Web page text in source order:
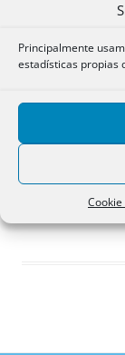
Principalmente
estadísticas propias
Cookie
Acceder
Registro
¿Has